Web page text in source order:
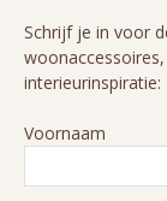
Schrijf je in voor
interieurinspiratie:
Voornaam